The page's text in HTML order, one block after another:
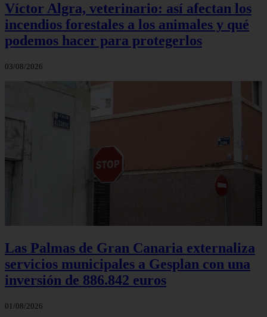
Víctor Algra, veterinario: así afectan los
incendios forestales a los animales y qué
podemos hacer para protegerlos
03/08/2026
Las Palmas de Gran Canaria externaliza
servicios municipales a Gesplan con una
inversión de 886.842 euros
01/08/2026